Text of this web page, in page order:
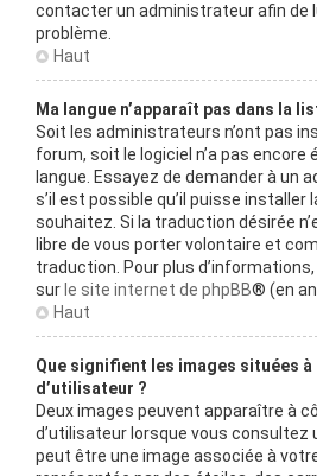
contacter un administrateur afin de
problème.
Haut
Ma langue n’apparaît pas dans la
Soit les administrateurs n’ont pas
forum, soit le logiciel n’a pas
langue. Essayez de demander à un
s’il est possible qu’il puisse installer
souhaitez. Si la traduction désirée
libre de vous porter volontaire et
traduction. Pour plus
sur le site internet de phpBB® (en
Haut
Que signifient les images situées à
d’utilisateur ?
Deux images peuvent apparaître à
d’utilisateur lorsque vous consultez
peut être une image associée à